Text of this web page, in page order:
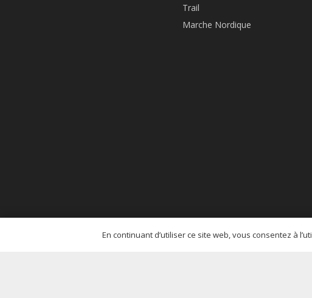
Trail
Marche Nordique
En continuant d’utiliser ce site web, vous consentez à